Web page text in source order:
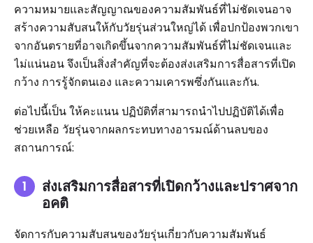
ความหมายและสัญญาณของความสัมพันธ์ที่ไม่ชัดเจนอาจ
สร้างความสับสนให้กับวัยรุ่นส่วนใหญ่ได้ เพื่อปกป้องพวกเขา
จากอันตรายที่อาจเกิดขึ้นจากความสัมพันธ์ที่ไม่ชัดเจนและ
ไม่แน่นอน จึงเป็นสิ่งสำคัญที่จะต้องส่งเสริมการสื่อสารที่เปิด
กว้าง การรู้จักตนเอง และความเคารพซึ่งกันและกัน.
ต่อไปนี้เป็น ให้คะแนน ปฏิบัติที่สามารถนำไปปฏิบัติได้เพื่อ
ช่วยเหลือ วัยรุ่นจากผลกระทบทางอารมณ์ด้านลบของ
สถานการณ์:
ส่งเสริมการสื่อสารที่เปิดกว้างและปราศจาก
อคติ
จัดการกับความสับสนของวัยรุ่นเกี่ยวกับความสัมพันธ์